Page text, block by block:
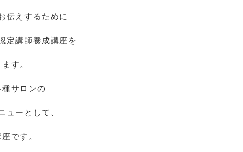
伝えするために
定講師養成講座を
す。
サロンの
ューとして、
です。